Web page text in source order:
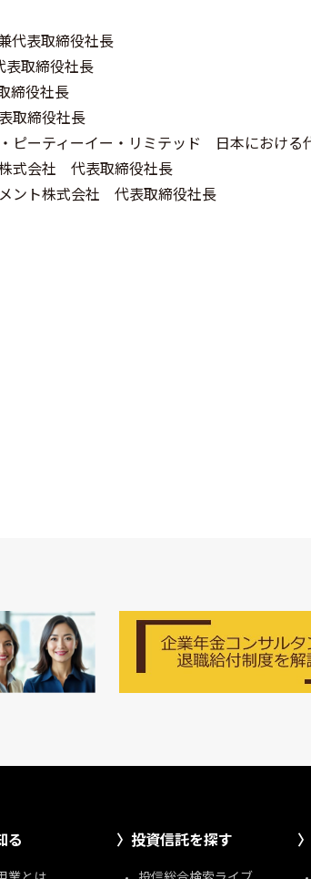
代表取締役社長
取締役社長
締役社長
取締役社長
ピーティーイー・リミテッド 日本における
式会社 代表取締役社長
ント株式会社 代表取締役社長
る 投資信託を探す